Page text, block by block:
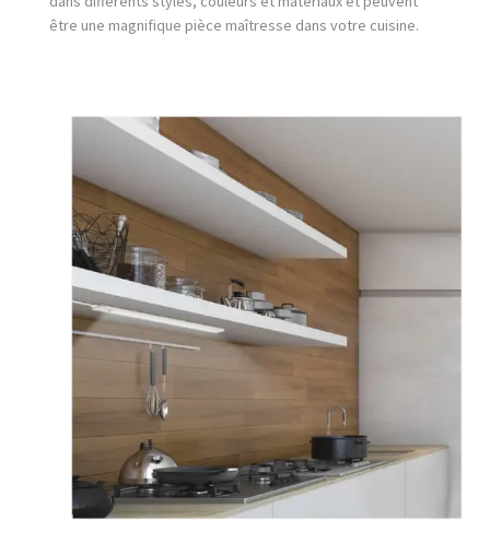
être une magnifique pièce maîtresse dans votre cuisine.